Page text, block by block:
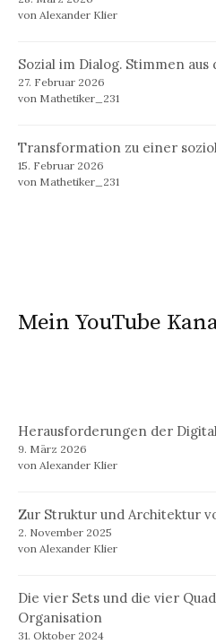
von Alexander Klier
Sozial im Dialog. Stimmen
27. Februar 2026
von Mathetiker_231
Transformation zu einer
15. Februar 2026
von Mathetiker_231
Mein YouTube
Herausforderungen der
9. März 2026
von Alexander Klier
Zur Struktur und Architektur
2. November 2025
von Alexander Klier
Die vier Sets und die vier
Organisation
31. Oktober 2024